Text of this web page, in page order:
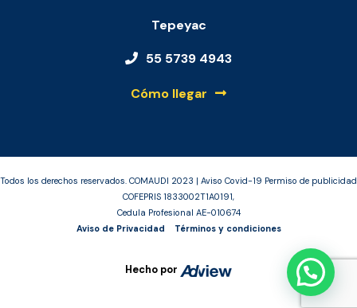
Tepeyac
55 5739 4943
Cómo llegar
Todos los derechos reservados. COMAUDI 2023 | Aviso Covid-19 Permiso de publicidad
COFEPRIS 1833002T1A0191,
Cedula Profesional AE-010674
Aviso de Privacidad
Términos y condiciones
Hecho por